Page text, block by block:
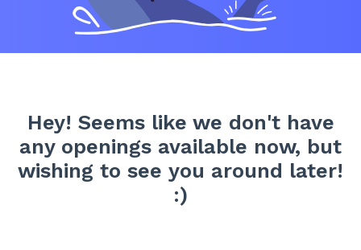
Hey! Seems like we don't have
any openings available now, but
wishing to see you around later!
:)